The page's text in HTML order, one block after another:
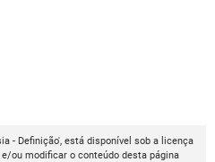
- Definição', está disponível sob a licença
ou modificar o conteúdo desta página